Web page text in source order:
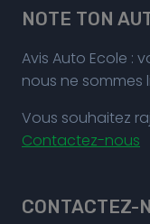
NOTE TON
Avis Auto Ecole :
nous ne
Vous souhaitez
Contactez-nous
CONTACTEZ-